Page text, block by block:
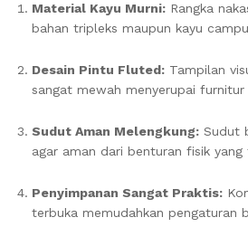
Material Kayu Murni: Rangka
bahan tripleks maupun kayu
Desain Pintu Fluted: Tampilan
sangat mewah menyerupai
Sudut Aman Melengkung: Sudut
agar aman dari benturan fisik yang
Penyimpanan Sangat Praktis:
terbuka memudahkan pengaturan